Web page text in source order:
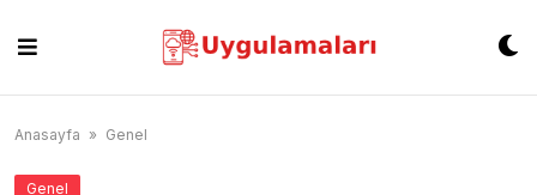
content
Anasayfa » Genel
Genel